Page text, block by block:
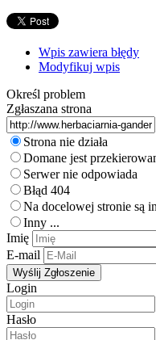
Wpis zawiera błędy
Modyfikuj wpis
Określ problem
Zgłaszana strona
Strona nie działa
Domane jest
Serwer nie odpowiada
Błąd 404
Na docelowej stronie są
Inny ...
Imię
E-mail
Login
Hasło